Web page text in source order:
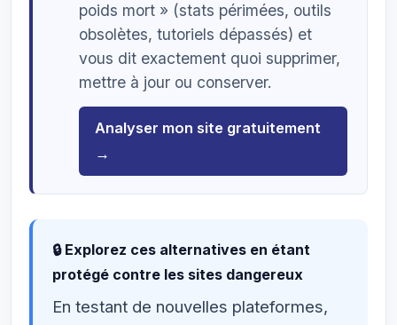
poids mort » (stats périmées, outils
obsolètes, tutoriels dépassés) et
vous dit exactement quoi supprimer,
mettre à jour ou conserver.
Analyser mon site gratuitement
→
🔒 Explorez ces alternatives en étant
protégé contre les sites dangereux
En testant de nouvelles plateformes,